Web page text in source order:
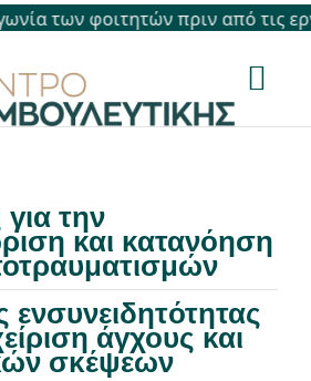
των φοιτητών πριν από τις
την
και κατανόηση
ενσυνειδητότητας
άγχους και
σκέψεων